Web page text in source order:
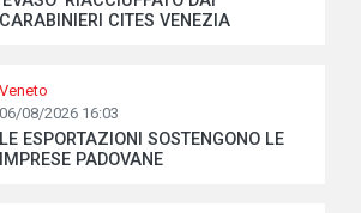
CARABINIERI CITES VENEZIA
Veneto
06/08/2026 16:03
LE ESPORTAZIONI SOSTENGONO LE
IMPRESE PADOVANE